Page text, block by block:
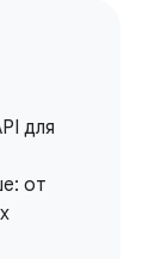
для
от